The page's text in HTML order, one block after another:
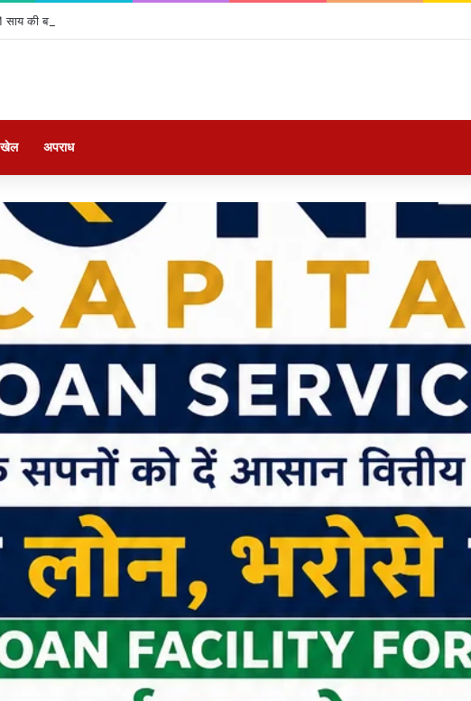
साय की बड़ी सौगात: छत्तीसगढ़ का अपना हैंडलूम ब्रांड ‘कोशल फैब’ लॉन्च, सरेंडर महिलाओं ने रैंप पर बिखेरा जलवा
खेल अपराध